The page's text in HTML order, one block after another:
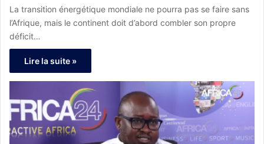
La transition énergétique mondiale ne pourra pas se faire sans
l’Afrique, mais le continent doit d’abord combler son propre
déficit…
Lire la suite »